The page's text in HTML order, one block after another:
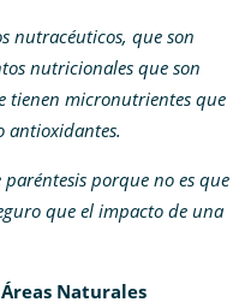
nutracéuticos, que son
nutricionales que son
tienen micronutrientes que
antioxidantes.
paréntesis porque no es que
que el impacto de una
Naturales